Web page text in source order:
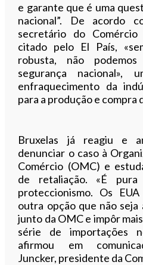
e garante que é uma
nacional”. De acordo
secretário do Comércio
citado pelo El País,
robusta, não
segurança
enfraquecimento da
para a produção e compra
Bruxelas já reagiu e
denunciar o caso à
Comércio (OMC) e
de retaliação. «É pura
proteccionismo. Os
outra opção que não seja
junto da OMC e impôr
série de importações
afirmou em
Juncker, presidente da